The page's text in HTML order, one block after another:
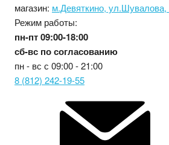
магазин: м.Девяткино, ул.Шувалова,
Режим работы:
пн-пт09:00-18:00
сб-вс по согласованию
пн - вс с 09:00 - 21:00
8 (812) 242-19-55